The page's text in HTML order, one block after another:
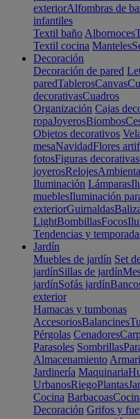
exteriorAlfombras de
infantiles
Textil baño Albornoces
Textil cocina Manteles
Decoración
Decoración de pared
paredTablerosCanvas
decorativasCuadros
Organización Cajas
ropaJoyerosBiombos
Objetos decorativos
mesaNavidadFlores
fotosFiguras decorativas
joyerosRelojes
Iluminación Lámparas
mueblesIluminación
exteriorGuirnaldas
LightBombillasFocos
Tendencias y
Jardín
Muebles de jardín Set
jardínSillas de jardín
jardínSofás jardín
exterior
Hamacas y tumbonas
AccesoriosBalancines
Pérgolas Cenadores
Parasoles Sombrillas
Almacenamiento
Jardinería Maquinaria
UrbanosRiegoPlantas
Cocina Barbacoas
Decoración Grifos y